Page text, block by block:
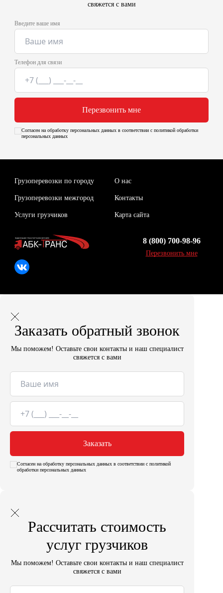
свяжется с вами
Введите ваше имя
Телефон для связи
Перезвонить мне
Согласен на обработку персональных данных в соответствии с политикой обработки
персональных данных
Грузоперевозки по городу О нас
Грузоперевозки межгород Контакты
Услуги грузчиков Карта сайта
8 (800) 700-98-96
Перезвонить мне
Заказать обратный звонок
Мы поможем! Оставьте свои контакты и наш специалист
свяжется с вами
Заказать
Согласен на обработку персональных данных в соответствии с политикой
обработки персональных данных
Рассчитать стоимость
услуг грузчиков
Мы поможем! Оставьте свои контакты и наш специалист
свяжется с вами